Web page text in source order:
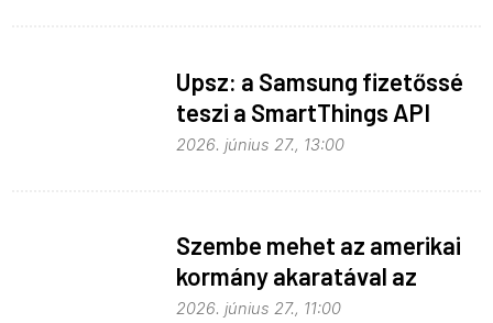
Upsz: a Samsung fizetőssé
teszi a SmartThings API
hozzáférést
2026. június 27., 13:00
Szembe mehet az amerikai
kormány akaratával az
Apple
2026. június 27., 11:00